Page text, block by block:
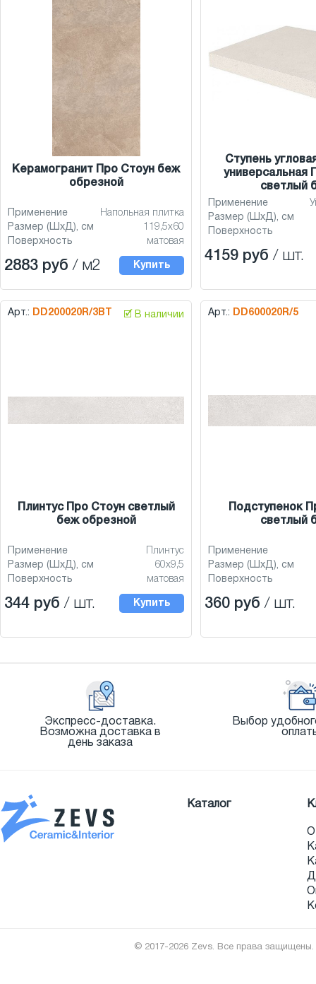
Керамогранит Про Стоун беж
обрезной
Применение
Напольная плитка
Размер (ШхД), см
119,5x60
Поверхность
матовая
2883 руб / м2 Купить
Ступень
универсальная
светлый
Применение
Размер (ШхД), см
Поверхность
4159 руб / шт.
Арт.: DD200020R/3BT 🗹 В наличии
Плинтус Про Стоун светлый
беж обрезной
Применение
Плинтус
Размер (ШхД), см
60x9,5
Поверхность
матовая
344 руб / шт. Купить
Арт.: DD600020R/5
Подступенок
светлый
Применение
Размер (ШхД), см
Поверхность
360 руб / шт.
Экспресс-доставка.
Возможна доставка в
день заказа
Выбор
Каталог
О
© 2017-2026 Zevs. Все права